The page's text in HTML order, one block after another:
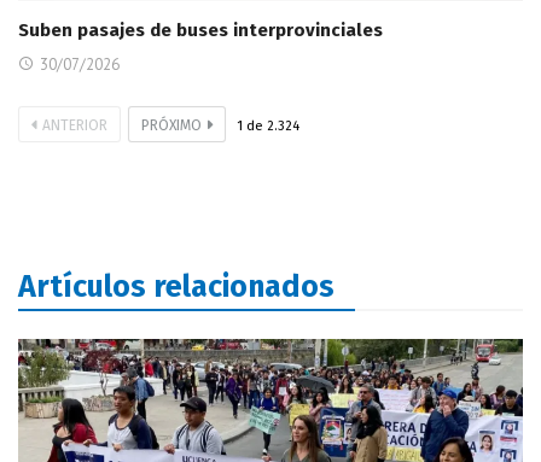
Suben pasajes de buses interprovinciales
30/07/2026
ANTERIOR PRÓXIMO 1 de 2.324
Artículos relacionados